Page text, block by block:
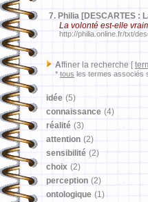
7. Philia [DESCARTES :
La volonté est-elle
http://philia.online.fr/txt/
Affiner la recherche [
* tous les termes associés
idée (5)
connaissance (4)
réalité (3)
attention (2)
sensibilité (2)
choix (2)
perception (2)
ontologique (1)